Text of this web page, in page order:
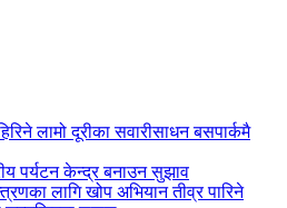
लामो दूरीका सवारीसाधन बसपार्कमै
पर्यटन केन्द्र बनाउन सुझाव
लागि खोप अभियान तीव्र पारिने